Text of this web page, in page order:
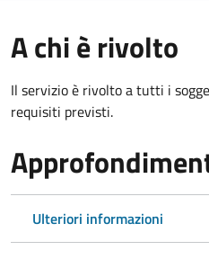
A chi è rivolto
Il servizio è rivolto a tutti i
requisiti previsti.
Ulteriori informazioni